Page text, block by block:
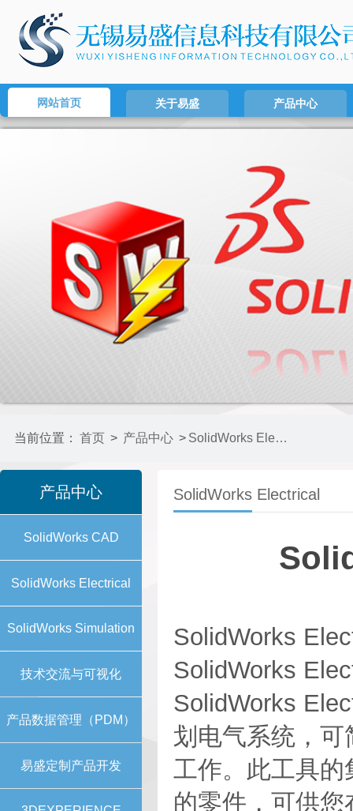
网站首页 关于易盛 产品中心
当前位置： 首页 > 产品中心 > SolidWorks Electrical
产品中心
SolidWorks CAD
SolidWorks Electrical
SolidWorks Simulation
技术交流与可视化
产品数据管理（PDM）
易盛定制产品开发
SolidWorks Electrical
SolidWorks
SolidWorks
SolidWorks
划电气系统，
工作。此工具
的零件，可供